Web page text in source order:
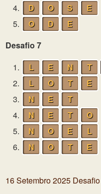
4.
D O S
E
5.
O D
E
Desafio 7
1.
L E N T
2.
L O T
E
3.
N E
T
4.
N E T
O
5.
N O E
L
6.
N O T E
16 Setembro 2025